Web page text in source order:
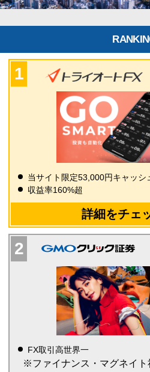
当サイト限定53,000円キャッシ
収益率160%超
詳細をチェ
FX取引高世界一
※ファイナンス・マグネイト